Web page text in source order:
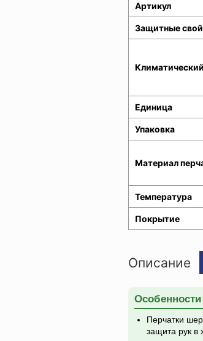
Артикул
Защитные
Единица
Упаковка
Материал
Температура
Покрытие
Описание
Перчатки
защита рук в